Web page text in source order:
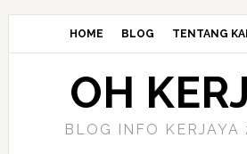
HOME BLOG TENTANG
OH
BLOG INFO